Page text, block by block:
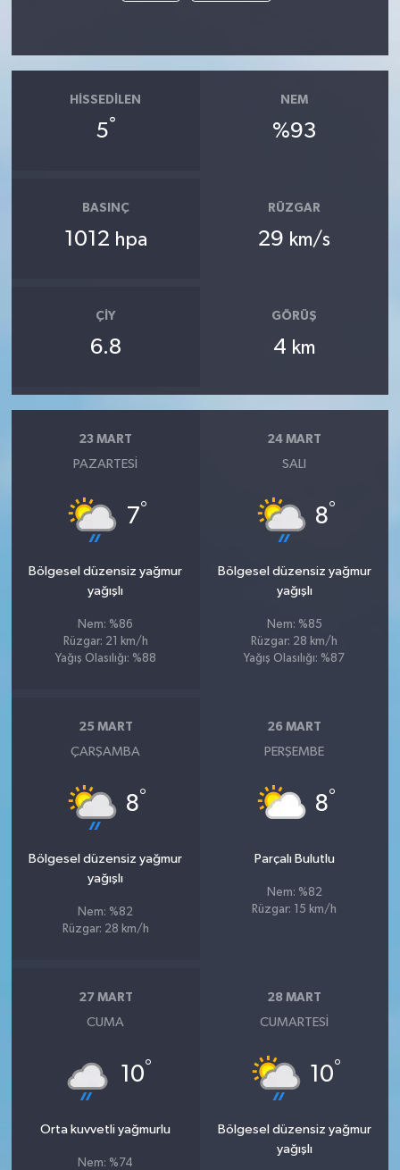
HISSEDILEN
5°
NEM
%93
BASINÇ
1012 hpa
RÜZGAR
29 km/s
ÇIY
6.8
GÖRÜŞ
4 km
23 MART
PAZARTESI
7°
Bölgesel düzensiz yağmur
yağışlı
Nem: %86
Rüzgar: 21 km/h
Yağış Olasılığı: %88
24 MART
SALI
8°
Bölgesel düzensiz yağmur
yağışlı
Nem: %85
Rüzgar: 28 km/h
Yağış Olasılığı: %87
25 MART
ÇARŞAMBA
8°
Bölgesel düzensiz yağmur
yağışlı
Nem: %82
Rüzgar: 28 km/h
26 MART
PERŞEMBE
8°
Parçalı Bulutlu
Nem: %82
Rüzgar: 15 km/h
27 MART
CUMA
10°
Orta kuvvetli yağmurlu
Nem: %74
28 MART
CUMARTESI
10°
Bölgesel düzensiz yağmur
yağışlı